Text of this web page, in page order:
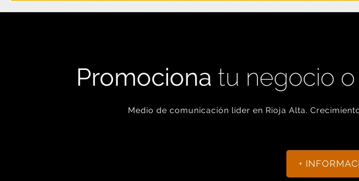
Promociona tu negocio
Medio de comunicación líder en Rioja Alta.
+